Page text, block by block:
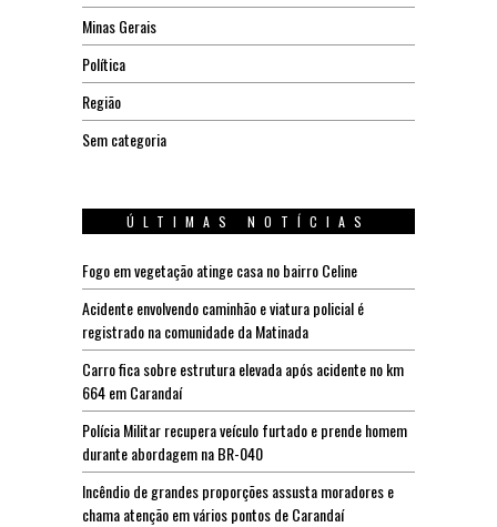
Minas Gerais
Política
Região
Sem categoria
ÚLTIMAS NOTÍCIAS
Fogo em vegetação atinge casa no bairro Celine
Acidente envolvendo caminhão e viatura policial é
registrado na comunidade da Matinada
Carro fica sobre estrutura elevada após acidente no km
664 em Carandaí
Polícia Militar recupera veículo furtado e prende homem
durante abordagem na BR-040
Incêndio de grandes proporções assusta moradores e
chama atenção em vários pontos de Carandaí